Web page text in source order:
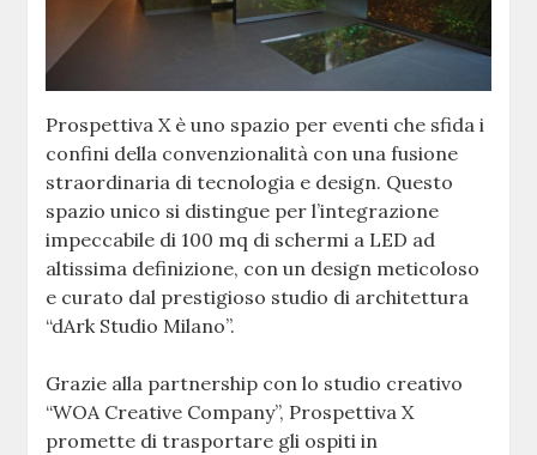
Prospettiva X è uno spazio per eventi che sfida i
confini della convenzionalità con una fusione
straordinaria di tecnologia e design. Questo
spazio unico si distingue per l’integrazione
impeccabile di 100 mq di schermi a LED ad
altissima definizione, con un design meticoloso
e curato dal prestigioso studio di architettura
“dArk Studio Milano”.
Grazie alla partnership con lo studio creativo
“WOA Creative Company”, Prospettiva X
promette di trasportare gli ospiti in